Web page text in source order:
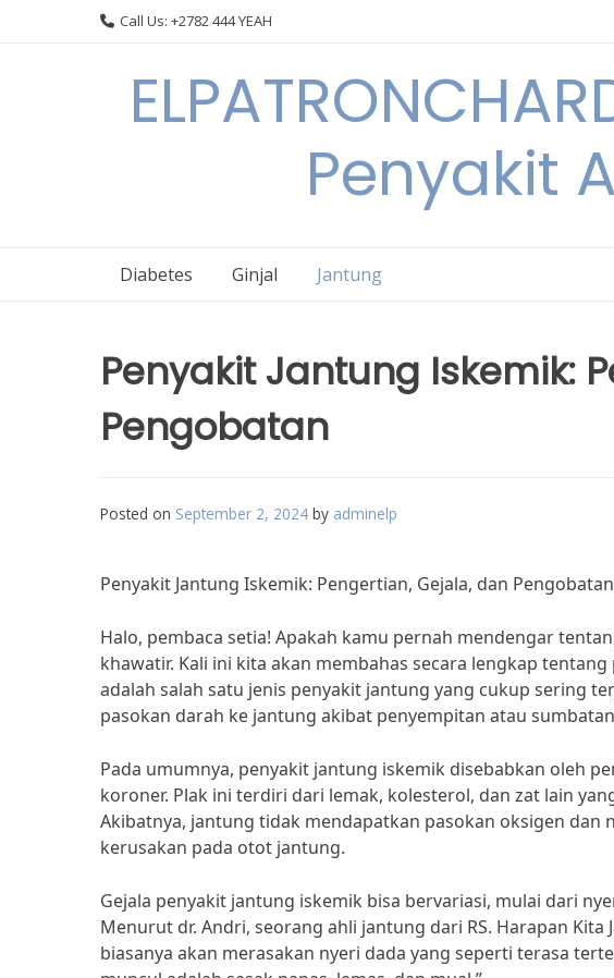
Call Us: +2782 444 YEAH
Penyakit
Diabetes Ginjal Jantung
Penyakit Jantung Iskemik:
Pengobatan
Posted on September 2, 2024 by adminelp
Penyakit Jantung Iskemik: Pengertian, Gejala, dan Pengobatan
Halo, pembaca setia! Apakah kamu pernah mendengar
khawatir. Kali ini kita akan membahas secara lengkap
adalah salah satu jenis penyakit jantung yang cukup sering
pasokan darah ke jantung akibat penyempitan atau
Pada umumnya, penyakit jantung iskemik disebabkan oleh
koroner. Plak ini terdiri dari lemak, kolesterol, dan zat lain
Akibatnya, jantung tidak mendapatkan pasokan oksigen dan
kerusakan pada otot jantung.
Gejala penyakit jantung iskemik bisa bervariasi, mulai dari
Menurut dr. Andri, seorang ahli jantung dari RS. Harapan
biasanya akan merasakan nyeri dada yang seperti terasa